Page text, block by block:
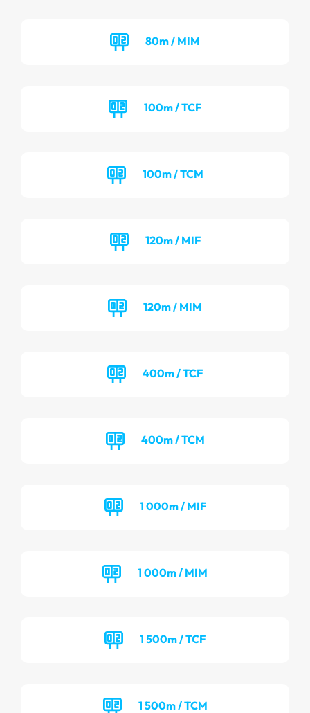
80m / MIM
100m / TCF
100m / TCM
120m / MIF
120m / MIM
400m / TCF
400m / TCM
1 000m / MIF
1 000m / MIM
1 500m / TCF
1 500m / TCM